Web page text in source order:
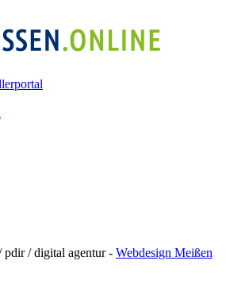
pdir / digital agentur - Webdesign Meißen